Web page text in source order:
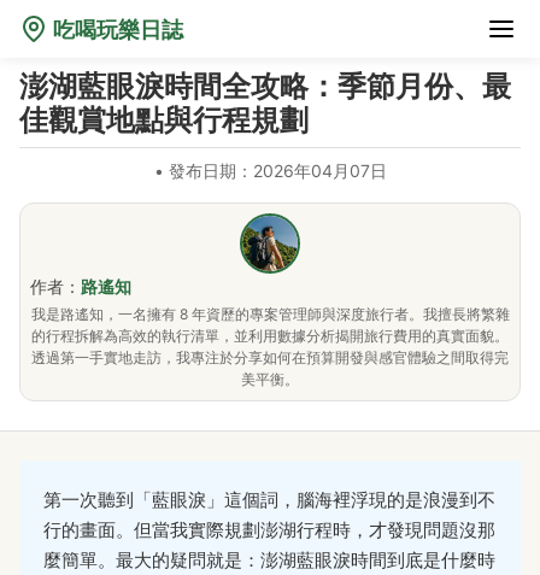
吃喝玩樂日誌
澎湖藍眼淚時間全攻略：季節月份、最
佳觀賞地點與行程規劃
• 發布日期：2026年04月07日
作者： 路遙知
我是路遙知，一名擁有 8 年資歷的專案管理師與深度旅行者。我擅長將繁雜
的行程拆解為高效的執行清單，並利用數據分析揭開旅行費用的真實面貌。
透過第一手實地走訪，我專注於分享如何在預算開發與感官體驗之間取得完
美平衡。
第一次聽到「藍眼淚」這個詞，腦海裡浮現的是浪漫到不
行的畫面。但當我實際規劃澎湖行程時，才發現問題沒那
麼簡單。最大的疑問就是：澎湖藍眼淚時間到底是什麼時